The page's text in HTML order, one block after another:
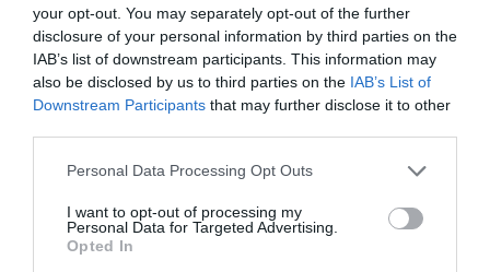
your opt-out. You may separately opt-out of the further
disclosure of your personal information by third parties on the
IAB’s list of downstream participants. This information may
also be disclosed by us to third parties on the IAB’s List of
Downstream Participants that may further disclose it to other
Personal Data Processing Opt Outs
I want to opt-out of processing my
Personal Data for Targeted Advertising.
Opted In
Η ανωνυμία είναι το καλύτερο κρησφύγετο δειλίας και
χυδαιότητας!
Σχόλια 0